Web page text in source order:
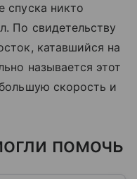
спуска никто
По свидетельству
катавшийся на
называется этот
скорость и
помочь